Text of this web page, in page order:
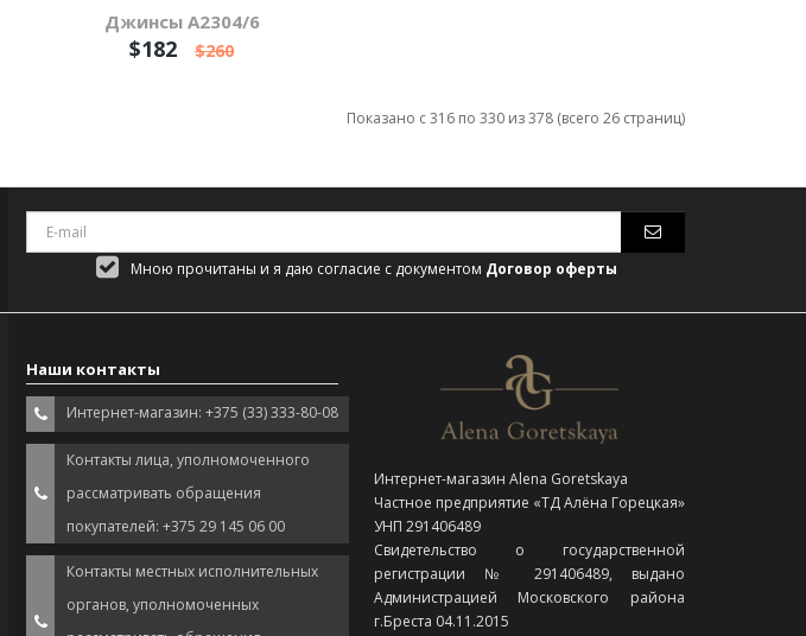
Джинсы А2304/6
$182 $260
Показано с 316 по 330 из 378 (всего 26 страниц)
Мною прочитаны и я даю согласие с документом Договор оферты
Наши контакты
Интернет-магазин: +375 (33) 333-80-08
Контакты лица, уполномоченного
рассматривать обращения
покупателей: +375 29 145 06 00
Контакты местных исполнительных
органов, уполномоченных
Интернет-магазин Alena Goretskaya
Частное предприятие «ТД Алёна Горецкая»
УНП 291406489
Свидетельство о государственной
регистрации № 291406489, выдано
Администрацией Московского района
г.Бреста 04.11.2015